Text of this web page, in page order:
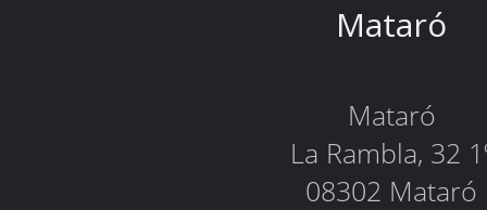
Mataró
Mataró
La Rambla, 32
08302 Mataró